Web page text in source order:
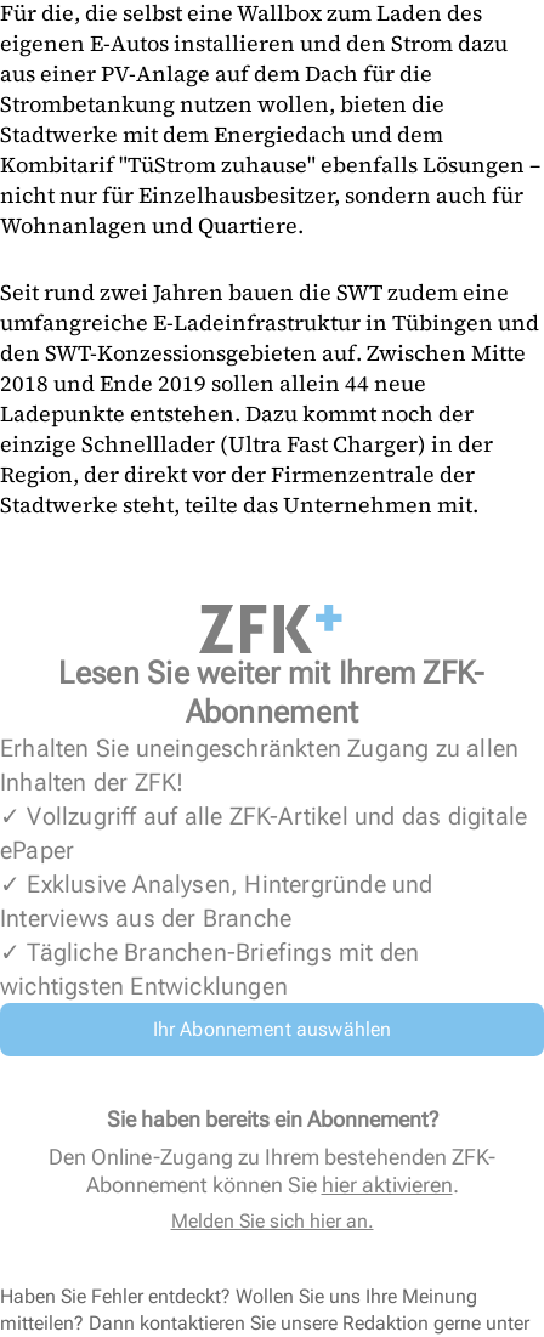
Für die, die selbst eine Wallbox zum Laden des
eigenen E-Autos installieren und den Strom dazu
aus einer PV-Anlage auf dem Dach für die
Strombetankung nutzen wollen, bieten die
Stadtwerke mit dem Energiedach und dem
Kombitarif "TüStrom zuhause" ebenfalls Lösungen –
nicht nur für Einzelhausbesitzer, sondern auch für
Wohnanlagen und Quartiere.
Seit rund zwei Jahren bauen die SWT zudem eine
umfangreiche E-Ladeinfrastruktur in Tübingen und
den SWT-Konzessionsgebieten auf. Zwischen Mitte
2018 und Ende 2019 sollen allein 44 neue
Ladepunkte entstehen. Dazu kommt noch der
einzige Schnelllader (Ultra Fast Charger) in der
Region, der direkt vor der Firmenzentrale der
Stadtwerke steht, teilte das Unternehmen mit.
Lesen Sie weiter mit Ihrem ZFK-
Abonnement
Erhalten Sie uneingeschränkten Zugang zu allen
Inhalten der ZFK!
✓ Vollzugriff auf alle ZFK-Artikel und das digitale
ePaper
✓ Exklusive Analysen, Hintergründe und
Interviews aus der Branche
✓ Tägliche Branchen-Briefings mit den
wichtigsten Entwicklungen
Ihr Abonnement auswählen
Sie haben bereits ein Abonnement?
Den Online-Zugang zu Ihrem bestehenden ZFK-
Abonnement können Sie hier aktivieren.
Melden Sie sich hier an.
Haben Sie Fehler entdeckt? Wollen Sie uns Ihre Meinung
mitteilen? Dann kontaktieren Sie unsere Redaktion gerne unter